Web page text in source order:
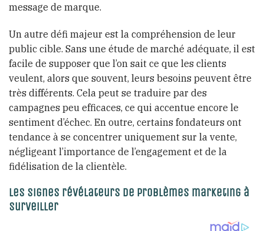
message de marque.
Un autre défi majeur est la compréhension de leur
public cible. Sans une étude de marché adéquate, il est
facile de supposer que l’on sait ce que les clients
veulent, alors que souvent, leurs besoins peuvent être
très différents. Cela peut se traduire par des
campagnes peu efficaces, ce qui accentue encore le
sentiment d’échec. En outre, certains fondateurs ont
tendance à se concentrer uniquement sur la vente,
négligeant l’importance de l’engagement et de la
fidélisation de la clientèle.
Les signes révélateurs de problèmes marketing à
surveiller